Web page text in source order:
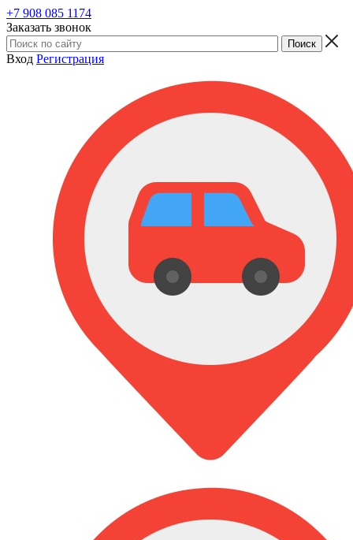
+7 908 085 1174
Заказать звонок
Вход Регистрация